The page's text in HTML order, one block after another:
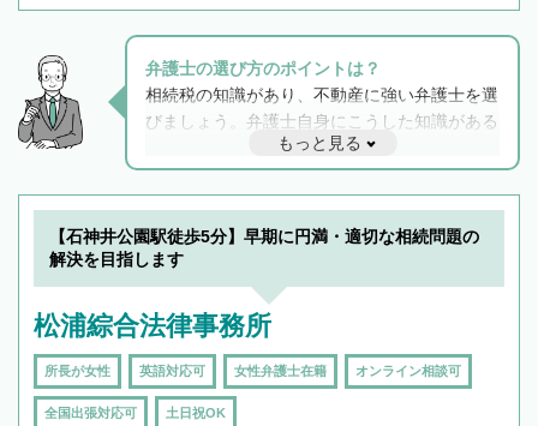
弁護士の選び方のポイントは？
相続税の知識があり、不動産に強い弁護士を選
びましょう。弁護士自身にこうした知識がある
と他士業との連携もスムーズに進み、トラブル
解決のみならず相続をトータルで任せることが
できます。また、相続は感情がからむ分野なの
でフィーリングも重要です。実際に電話や面談
で複数の弁護士と会話をしてウマが合う方に依
もっと見る
【石神井公園駅徒歩5分】早期に円満・適切な相続問題の
解決を目指します
松浦綜合法律事務所
所長が女性 英語対応可 女性弁護士在籍 オンライン相談可
全国出張対応可 土日祝OK